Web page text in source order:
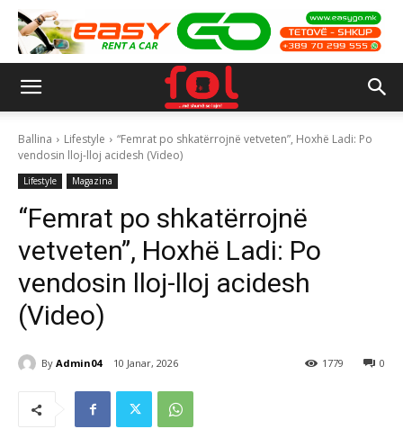
Ballina Lifestyle
“Femrat po shkatërrojnë vetveten”, Hoxhë Ladi: Po
vendosin lloj-lloj acidesh (Video)
Lifestyle Magazina
“Femrat po shkatërrojnë
vetveten”, Hoxhë Ladi: Po
vendosin lloj-lloj acidesh
(Video)
By Admin04 10 Janar, 2026 0
1779